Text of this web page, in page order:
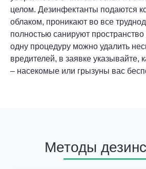
целом. Дезинфектанты подаются
облаком, проникают во все
полностью санируют
одну процедуру можно удалить
вредителей, в заявке указывайте,
– насекомые или грызуны вас
Методы